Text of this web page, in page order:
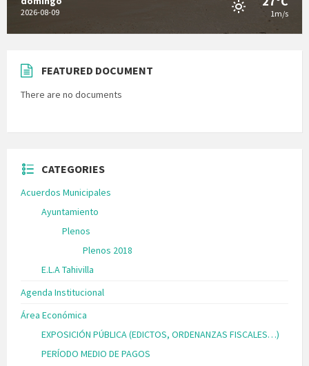
2026-08-09 1m/s
FEATURED DOCUMENT
There are no documents
CATEGORIES
Acuerdos Municipales
Ayuntamiento
Plenos
Plenos 2018
E.L.A Tahivilla
Agenda Institucional
Área Económica
EXPOSICIÓN PÚBLICA (EDICTOS, ORDENANZAS FISCALES…)
PERÍODO MEDIO DE PAGOS